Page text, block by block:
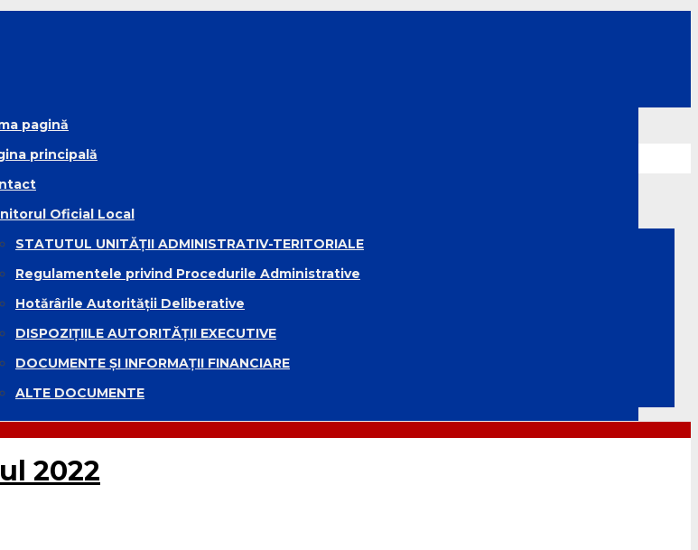
pagină
principală
Oficial Local
STATUTUL UNITĂȚII ADMINISTRATIV-TERITORIALE
Regulamentele privind Procedurile Administrative
Hotărârile Autorității Deliberative
DISPOZIȚIILE AUTORITĂȚII EXECUTIVE
DOCUMENTE ȘI INFORMAȚII FINANCIARE
ALTE DOCUMENTE
2022